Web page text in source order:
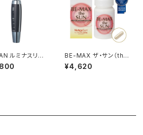
スリフ
BE-MAX ザ・サン（the
SUN）30カプセル
¥4,620